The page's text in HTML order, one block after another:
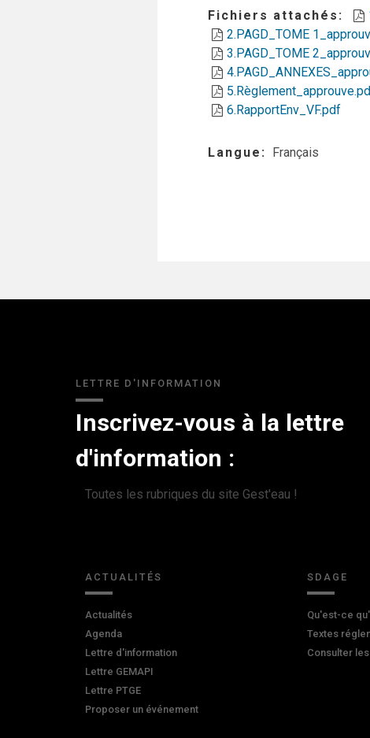
Fichiers attachés
2.PAGD_TOME
3.PAGD_TOME
6.RapportEnv_VF.pdf
Langue Français
LETTRE D'INFORMATION
Inscrivez-vous à la lettre
d'information :
Toutes les rubriques du site Gest'eau !
ACTUALITÉS
Actualités
Agenda
Lettre d'information
Lettre GEMAPI
Lettre PTGE
Proposer un événement
SDAGE
Qu'est-ce
Textes
Consulter les